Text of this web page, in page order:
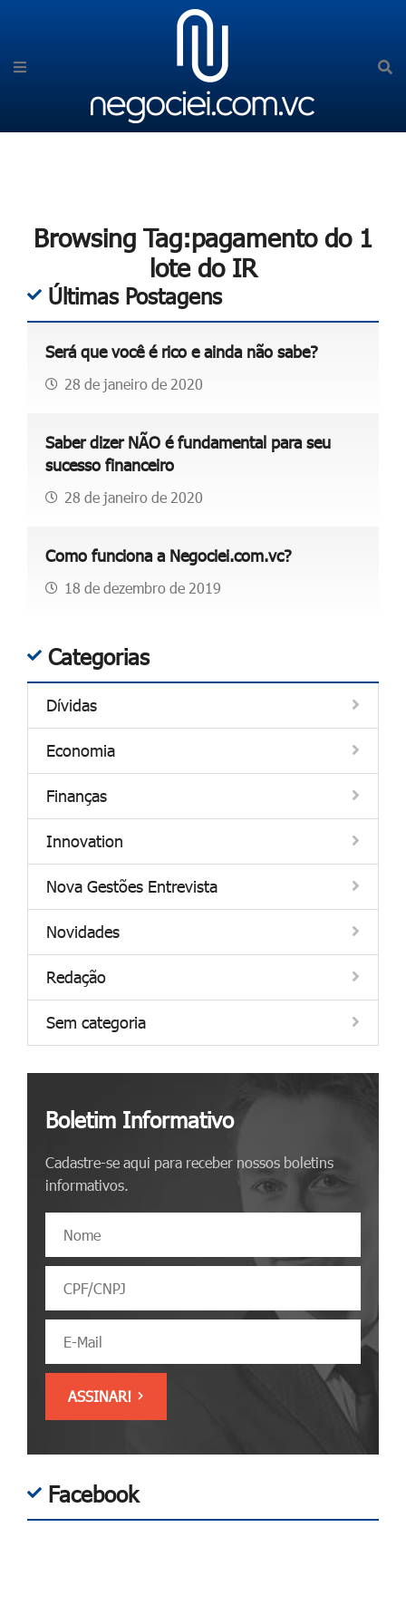
Browsing Tag:pagamento do 1
lote do IR
Últimas Postagens
Será que você é rico e ainda não sabe?
28 de janeiro de 2020
Saber dizer NÃO é fundamental para seu
sucesso financeiro
28 de janeiro de 2020
Como funciona a Negociei.com.vc?
18 de dezembro de 2019
Categorias
Dívidas
Economia
Finanças
Innovation
Nova Gestões Entrevista
Novidades
Redação
Sem categoria
Boletim Informativo
Cadastre-se aqui para receber nossos boletins
informativos.
Facebook